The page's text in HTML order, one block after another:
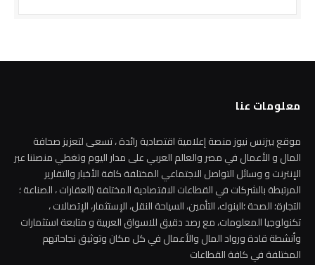
معلومات عنا
موقع بيزنس نيوز منصة إعلامية اقتصادية رائدة ، تسعى لتعزيز صحافة
المال و الأعمال في مصر والعالم العربي على مدار اليوم وتغطي منصتنا عبر
الإنترنت و وسائل التواصل الاجتماعي المختلفة كافة الأخبار والتقارير
المرتبطة بالشركات في القطاعات الاقتصادية المختلفة (العقارات ، الصناعة ؛
التجارة؛ الصحة ؛البنوك، التأمين، السياحة النقل، الإستثمار، الإتصالات ،
تكنولوجيا المعلومات، مع رصد دقيق للاسواق العربية و متابعة استثمارات
وأنشطة قادة ورواد المال والأعمال في كل مكان وتوثيق نجاحاتهم
المختلفة في كافة القطاعات